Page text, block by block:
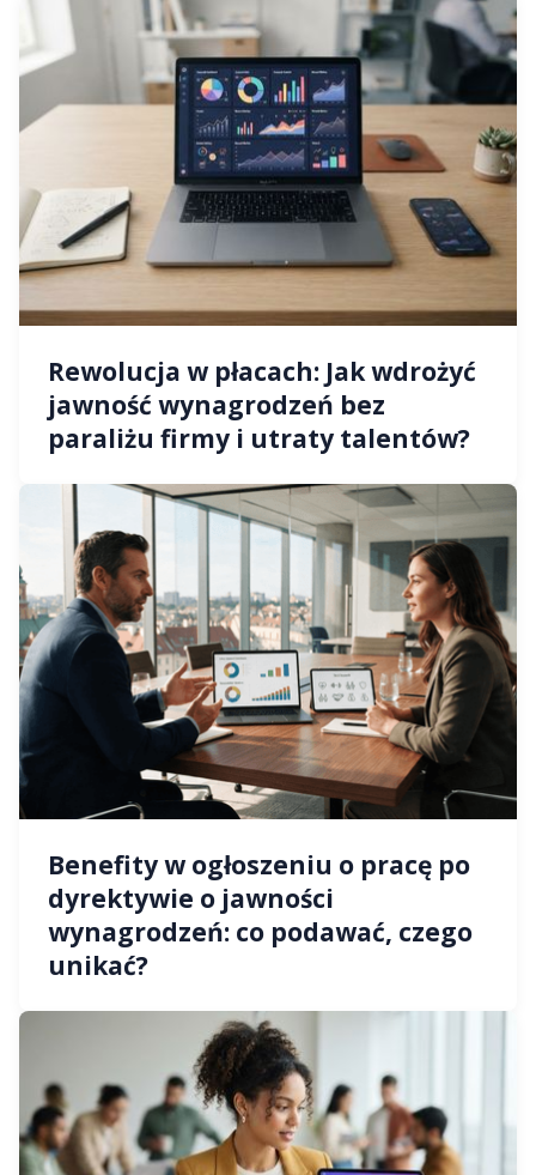
Rewolucja w płacach: Jak wdrożyć
jawność wynagrodzeń bez
paraliżu firmy i utraty talentów?
Benefity w ogłoszeniu o pracę po
dyrektywie o jawności
wynagrodzeń: co podawać, czego
unikać?